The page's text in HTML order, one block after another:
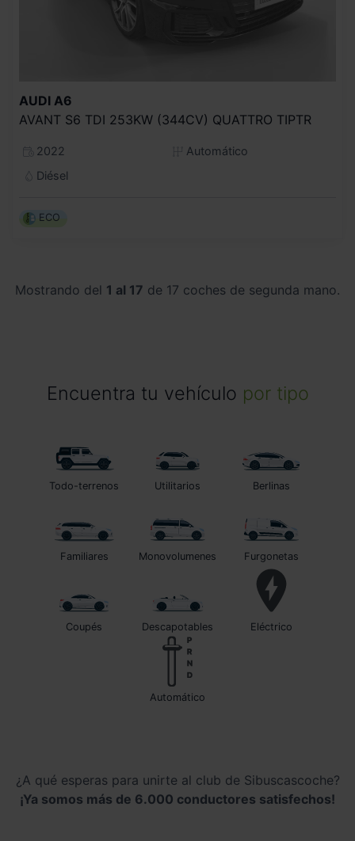
AUDI A6
AVANT S6 TDI 253KW (344CV) QUATTRO TIPTR
2022
Automático
Diésel
ECO
Mostrando del 1 al 17 de 17 coches de segunda mano.
Encuentra tu vehículo por tipo
Todo-terrenos Utilitarios Berlinas
Familiares Monovolumenes Furgonetas
Coupés Descapotables Eléctrico
automático
¿A qué esperas para unirte al club de Sibuscascoche?
¡Ya somos más de 6.000 conductores satisfechos!